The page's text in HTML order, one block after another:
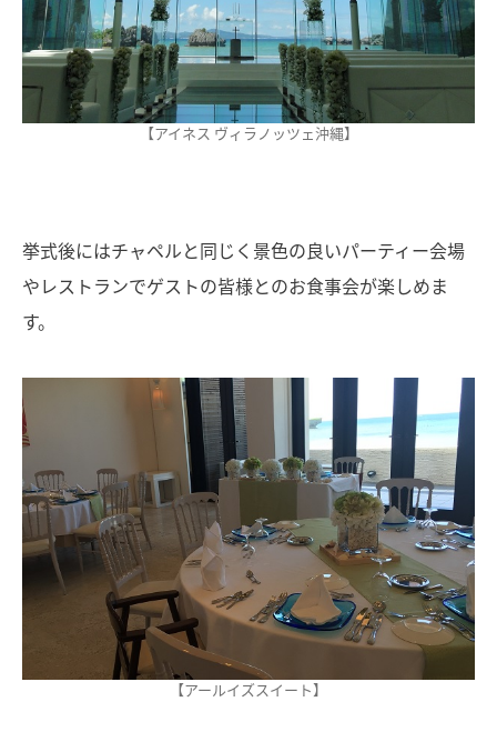
【アイネス ヴィラノッツェ沖縄】
挙式後にはチャペルと同じく景色の良いパーティー会場
やレストランでゲストの皆様とのお食事会が楽しめま
す。
【アールイズスイート】